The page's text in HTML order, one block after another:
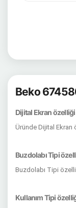
Beko
Dijital Ekran özelliği
Üründe Dijital Ekran
Buzdolabı Tipi
Buzdolabı Tipi
Kullanım Tipi